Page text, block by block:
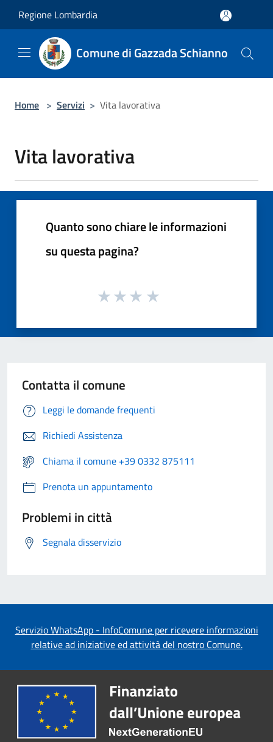
Regione Lombardia
Comune di Gazzada Schianno
Home > Servizi > Vita lavorativa
Vita lavorativa
Quanto sono chiare le informazioni
su questa pagina?
Contatta il comune
Leggi le domande frequenti
Richiedi Assistenza
Chiama il comune +39 0332 875111
Prenota un appuntamento
Problemi in città
Segnala disservizio
Servizio WhatsApp - InfoComune per ricevere informazioni
relative ad iniziative ed attività del nostro Comune.